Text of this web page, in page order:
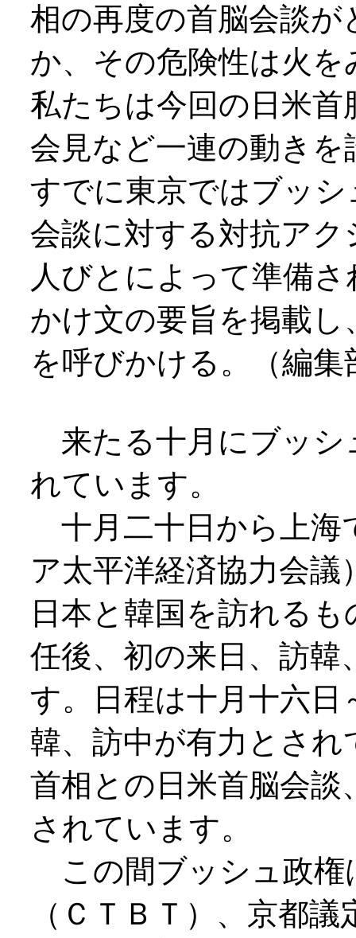
相の再度の首脳会談
か、その危険性は火
私たちは今回の日米
会見など一連の動きを
すでに東京ではブッ
会談に対する対抗ア
人びとによって準備
かけ文の要旨を掲載
を呼びかける。（編集
来たる十月にブッシ
れています。
十月二十日から上海
ア太平洋経済協力会
日本と韓国を訪れる
任後、初の来日、訪
す。日程は十月十六
韓、訪中が有力とさ
首相との日米首脳会
されています。
この間ブッシュ政権
（ＣＴＢＴ）、京都